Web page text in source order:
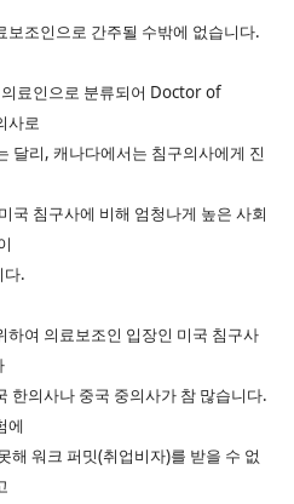
보조인으로 간주될 수밖에 없습니다.
료인으로 분류되어 Doctor of
사로
달리, 캐나다에서는 침구의사에게 진
국 침구사에 비해 엄청나게 높은 사회
다.
하여 의료보조인 입장인 미국 침구사
한의사나 중국 중의사가 참 많습니다.
에
해 워크 퍼밋(취업비자)를 받을 수 없